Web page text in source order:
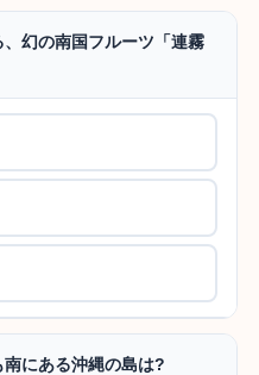
幻の南国フルーツ「連霧
にある沖縄の島は?